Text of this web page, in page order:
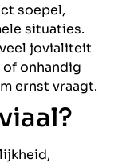
soepel,
situaties.
jovialiteit
onhandig
ernst vraagt.